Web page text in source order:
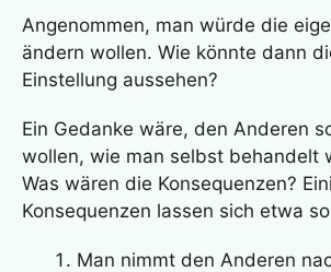
Angenommen, man würde die
ändern wollen. Wie könnte dann
Einstellung aussehen?
Ein Gedanke wäre, den Anderen
wollen, wie man selbst behandelt
Was wären die Konsequenzen?
Konsequenzen lassen sich etwa
Man nimmt den Anderen